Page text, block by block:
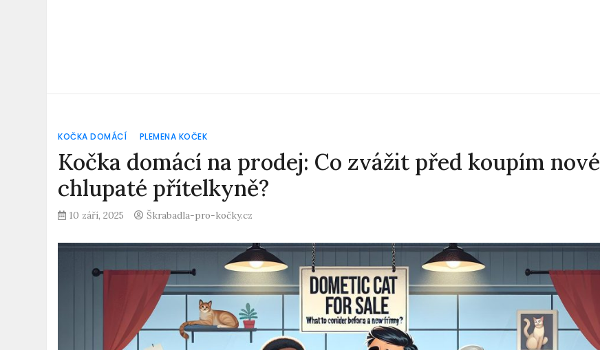
KOČKA DOMÁCÍ PLEMENA KOČEK
Kočka domácí na prodej: Co zvážit před koupím nové
chlupaté přítelkyně?
10 září, 2025 Škrabadla-pro-kočky.cz